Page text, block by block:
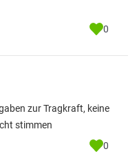
0
zur Tragkraft, keine
stimmen
0